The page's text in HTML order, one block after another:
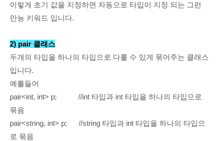
이렇게 초기 값을 지정하면 자동으로 타입이 지정 되는 그런
만능 키워드 입니다.
2) pair 클래스
두개의 타입을 하나의 타입으로 다룰 수 있게 묶어주는 클래스
입니다.
예를들어
pair<int, int> p;
//int 타입과 int 타입을 하나의 타입으로
묶음
pair<string, int> p; //string 타입과 int 타입을 하나의 타입으
로 묶음